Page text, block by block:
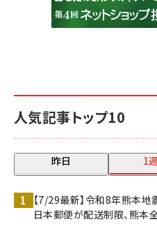
人気記事トップ10
昨日 1
【7/29最新】令和8年熊本地
日本郵便が配送制限、熊本